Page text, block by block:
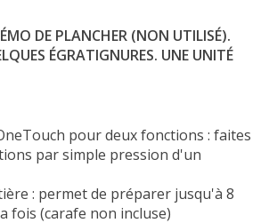
DE PLANCHER (NON UTILISÉ).
ÉGRATIGNURES. UNE UNITÉ
pour deux fonctions : faites
par simple pression d'un
: permet de préparer jusqu'à 8
fois (carafe non incluse)